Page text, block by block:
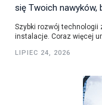
się Twoich nawyków,
Szybki rozwój technologii
instalacje. Coraz więcej ur...
LIPIEC 24, 2026